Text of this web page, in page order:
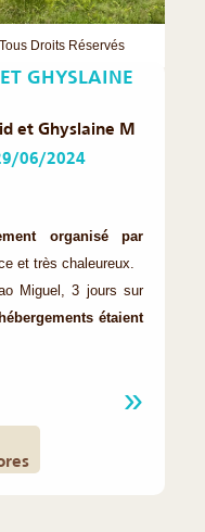
Droits Réservés
GHYSLAINE
et Ghyslaine M
06/2024
organisé par
et très chaleureux.
Miguel, 3 jours sur
étaient